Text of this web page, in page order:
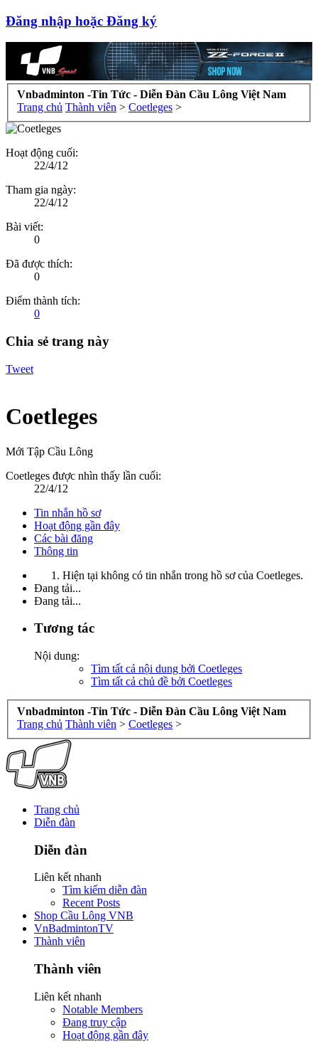
Đăng nhập hoặc Đăng ký
Vnbadminton -Tin Tức - Diễn Đàn Cầu Lông Việt Nam
Trang chủ Thành viên > Coetleges >
Hoạt động cuối:
22/4/12
Tham gia ngày:
22/4/12
Bài viết:
0
Đã được thích:
0
Điểm thành tích:
0
Chia sẻ trang này
Tweet
Coetleges
Mới Tập Cầu Lông
Coetleges được nhìn thấy lần cuối:
22/4/12
Tin nhắn hồ sơ
Hoạt động gần đây
Các bài đăng
Thông tin
Hiện tại không có tin nhắn trong hồ sơ của Coetleges.
Đang tải...
Đang tải...
Tương tác
Nội dung:
Tìm tất cả nội dung bởi Coetleges
Tìm tất cả chủ đề bởi Coetleges
Vnbadminton -Tin Tức - Diễn Đàn Cầu Lông Việt Nam
Trang chủ Thành viên > Coetleges >
Trang chủ
Diễn đàn
Diễn đàn
Liên kết nhanh
Tìm kiếm diễn đàn
Recent Posts
Shop Cầu Lông VNB
VnBadmintonTV
Thành viên
Thành viên
Liên kết nhanh
Notable Members
Đang truy cập
Hoạt động gần đây